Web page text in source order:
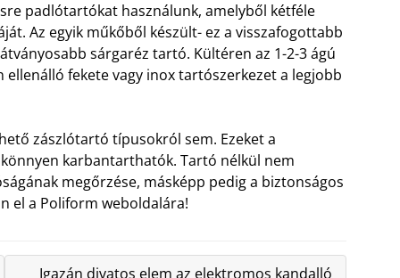
padlótartókat használunk, amelyből kétféle
Az egyik műkőből készült- ez a visszafogottabb
sárgaréz tartó. Kültéren az 1-2-3 ágú
fekete vagy inox tartószerkezet a legjobb
zászlótartó típusokról sem. Ezeket a
karbantarthatók. Tartó nélkül nem
megőrzése, másképp pedig a biztonságos
el a Poliform weboldalára!
Igazán divatos elem az elektromos kandalló